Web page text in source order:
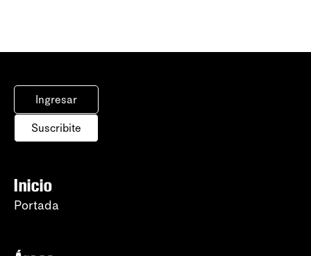
Ingresar
Suscribite
Inicio
Portada